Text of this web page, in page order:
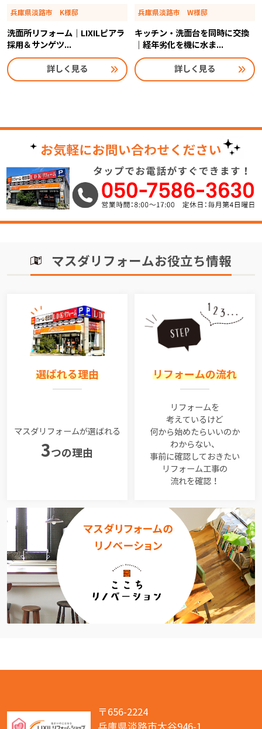
兵庫県淡路市 K様邸
洗面所リフォーム｜LIXILピアラ
採用＆サンゲツ...
詳しく見る
兵庫県淡路市 W様邸
キッチン・洗面台を同時に交換
｜経年劣化を機に水ま...
詳しく見る
マスダリフォームお役立ち情報
選ばれる理由
マスダリフォームが選ばれる
3つの理由
リフォームの流れ
リフォームを
考えているけど
何から始めたらいいのか
わからない、
事前に確認しておきたい
リフォーム工事の
流れを確認！
〒656-2224